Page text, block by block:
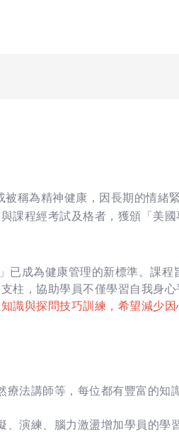
稱為精神健康，因長期的情緒
課程經考試及格者，獲頒「美國
成為健康管理的新標準。課
柱，協助學員不僅學習自我身
識與探問技巧訓練，希望減少
法講師等，每位都有豐富的知
演練、腦力激盪增加學員的學